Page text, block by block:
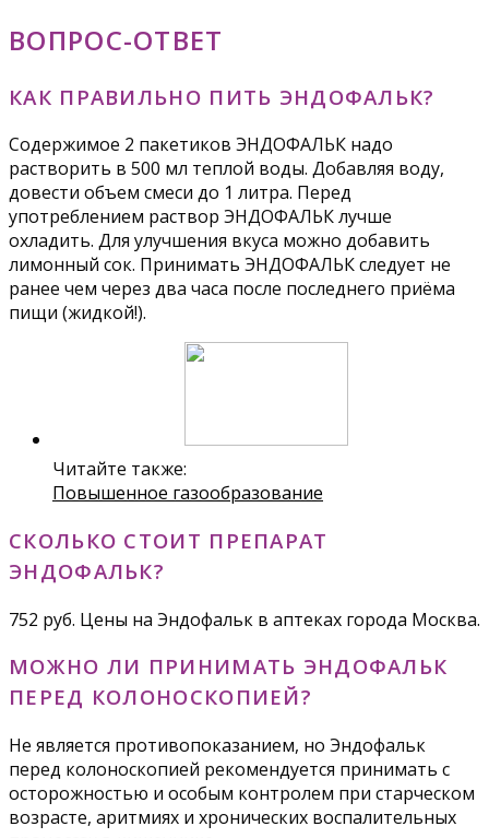
ВОПРОС-ОТВЕТ
КАК ПРАВИЛЬНО ПИТЬ ЭНДОФАЛЬК?
Содержимое 2 пакетиков ЭНДОФАЛЬК надо
растворить в 500 мл теплой воды. Добавляя воду,
довести объем смеси до 1 литра. Перед
употреблением раствор ЭНДОФАЛЬК лучше
охладить. Для улучшения вкуса можно добавить
лимонный сок. Принимать ЭНДОФАЛЬК следует не
ранее чем через два часа после последнего приёма
пищи (жидкой!).
Читайте также:
Повышенное газообразование
СКОЛЬКО СТОИТ ПРЕПАРАТ
ЭНДОФАЛЬК?
752 руб. Цены на Эндофальк в аптеках города Москва.
МОЖНО ЛИ ПРИНИМАТЬ ЭНДОФАЛЬК
ПЕРЕД КОЛОНОСКОПИЕЙ?
Не является противопоказанием, но Эндофальк
перед колоноскопией рекомендуется принимать с
осторожностью и особым контролем при старческом
возрасте, аритмиях и хронических воспалительных